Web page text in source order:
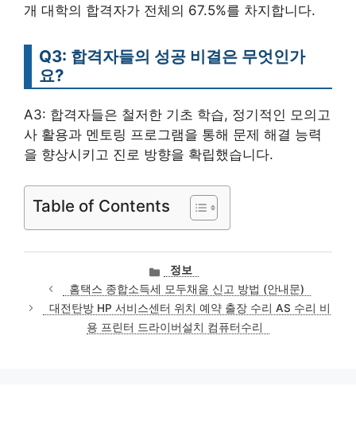
개 대학의 합격자가 전체의 67.5%를 차지합니다.
Q3: 합격자들의 성공 비결은 무엇인가
요?
A3: 합격자들은 철저한 기초 학습, 정기적인 모의고
사 활용과 멘토링 프로그램을 통해 문제 해결 능력
을 향상시키고 진로 방향을 확립했습니다.
Table of Contents
카
테
고
리
정보
홈택스 종합소득세 모두채움 신고 방법 (안내문)
대전탄방 HP 서비스센터 위치 예약 출장 수리 AS 수리 비
용 프린터 드라이버설치 컴퓨터수리